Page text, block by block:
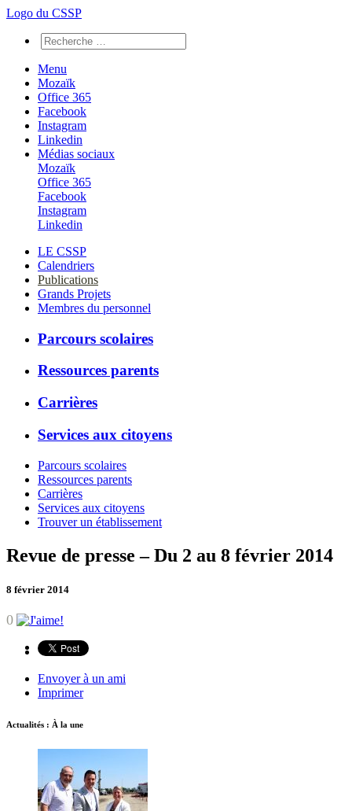
Logo du CSSP
Menu
Mozaïk
Office 365
Facebook
Instagram
Linkedin
Médias sociaux
Mozaïk
Office 365
Facebook
Instagram
Linkedin
LE CSSP
Calendriers
Publications
Grands Projets
Membres du personnel
Parcours scolaires
Ressources parents
Carrières
Services aux citoyens
Parcours scolaires
Ressources parents
Carrières
Services aux citoyens
Trouver un établissement
Revue de presse – Du 2 au 8 février 2014
8 février 2014
0
Envoyer à un ami
Imprimer
Actualités : À la une